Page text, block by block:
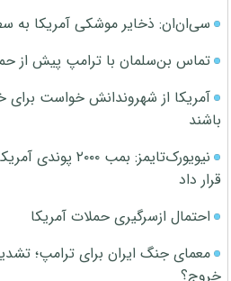
سی‌ان‌ان: ذخایر موشکی آمریکا به
تماس بن‌سلمان با ترامپ پیش از
آمریکا از شهروندانش خواست برای
باشند
نیویورک‌تایمز:
قرار داد
احتمال ازسرگیری حملات آمریکا
معمای جنگ ایران برای ترامپ؛
خروج؟